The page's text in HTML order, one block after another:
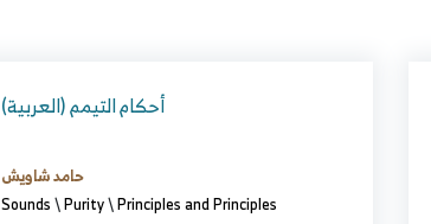
(العربية) أحكام التيمم
حامد شاويش
Sounds\Purity\Principles and Principles